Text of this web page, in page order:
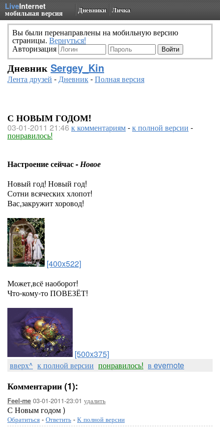
LiveInternet
мобильная версия Дневники Личка
Вы были перенаправлены на мобильную версию
страницы. Вернуться!
Авторизация
Дневник Sergey_Kin
Лента друзей -Дневник-Полная версия
С НОВЫМ ГОДОМ!
03-01-2011 21:46 к комментариям-к полной версии -
понравилось!
Настроение сейчас -Новое
Новый год! Новый год!
Сотни всяческих хлопот!
Вас,закружит хоровод!
[400x522]
Может,всё наоборот!
Что-кому-то ПОВЕЗЁТ!
[500x375]
вверх^ к полной версии понравилось! в evernote
Комментарии (1):
Feel-me 03-01-2011-23:01 удалить
С Новым годом )
Обратиться - Ответить - К полной версии